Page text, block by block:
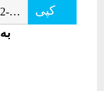
کپی
https://www.didnegar.com/mag/sony-fx2-vs-sony-fx30-camera-comparison/